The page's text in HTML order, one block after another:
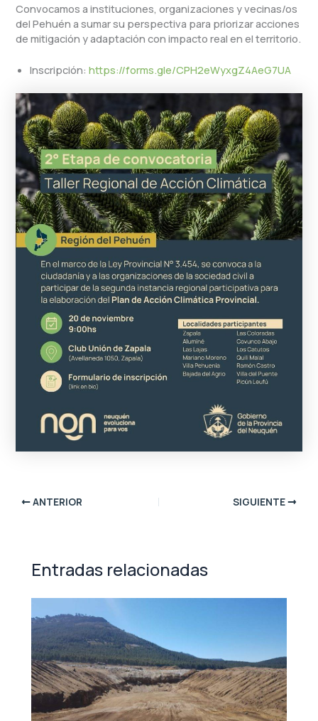
Convocamos a instituciones, organizaciones y vecinas/os
del Pehuén a sumar su perspectiva para priorizar acciones
de mitigación y adaptación con impacto real en el territorio.
Inscripción:https://forms.gle/CPH2eWyxgZ4AeG7UA
ANTERIOR SIGUIENTE
Entradas relacionadas